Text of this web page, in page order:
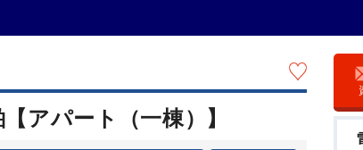
アパート（一棟）】